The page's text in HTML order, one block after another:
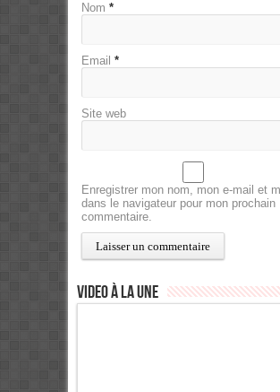
Nom *
Email *
Site web
Enregistrer mon nom, mon e-mail et
dans le navigateur pour mon prochain
commentaire.
Video à la Une